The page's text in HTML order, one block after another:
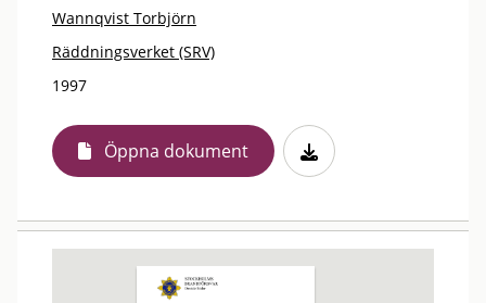
Wannqvist Torbjörn
Räddningsverket (SRV)
1997
Öppna dokument